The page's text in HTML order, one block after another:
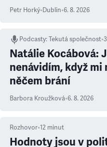
Petr Horký•Dublin•6. 8. 2026
Podcasty:Tekutá společnost•
Natálie Kocábová:
nenávidím, když mi
něčem brání
Barbora Kroužková•6. 8. 2026
Rozhovor•12 minut
Hodnoty jsou v